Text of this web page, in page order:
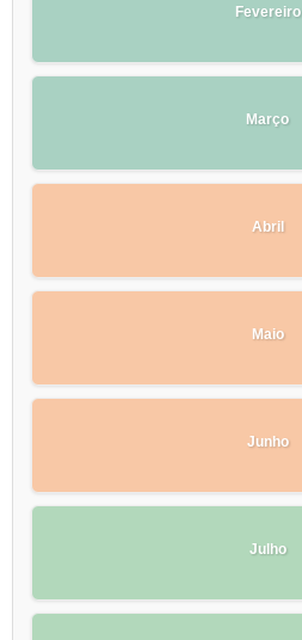
Fevereiro
Março
Abril
Maio
Junho
Julho